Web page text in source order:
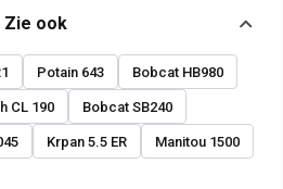
Zie ook
Potain 643 Bobcat HB980
CL 190 Bobcat SB240
Krpan 5.5 ER Manitou 1500